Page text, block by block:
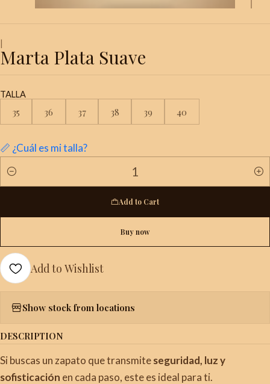
|
Marta Plata Suave
TALLA
35 36 37 38 39 40
📏 ¿Cuál es mi talla?
Quantity
Add to Cart
Buy now
Add to Wishlist
Show stock from locations
DESCRIPTION
Si buscas un zapato que transmiteseguridad, luz y
sofisticación en cada paso, este es ideal para ti.